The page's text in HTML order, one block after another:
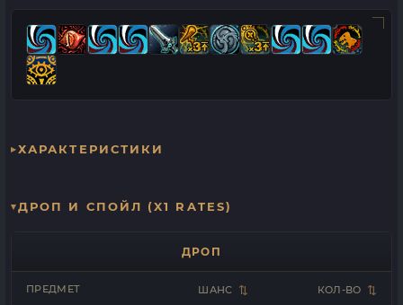
ХАРАКТЕРИСТИКИ
ДРОП И СПОЙЛ (X1 RATES)
ДРОП
ПРЕДМЕТ ШАНС КОЛ-ВО